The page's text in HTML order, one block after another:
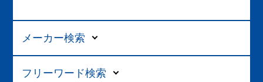
メーカー検索
フリーワード検索